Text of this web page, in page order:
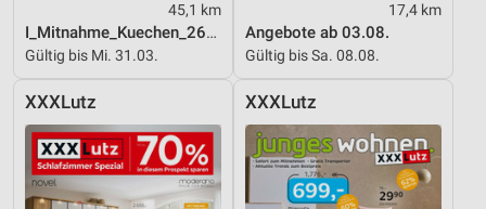
45,1 km
I_Mitnahme_Kuechen_26_ES
Gültig bis Mi. 31.03.
17,4 km
Angebote ab 03.08.
Gültig bis Sa. 08.08.
XXXLutz XXXLutz